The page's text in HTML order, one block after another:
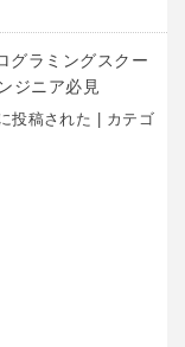
グラミングスクー
ジニア必見
投稿された
カテゴ